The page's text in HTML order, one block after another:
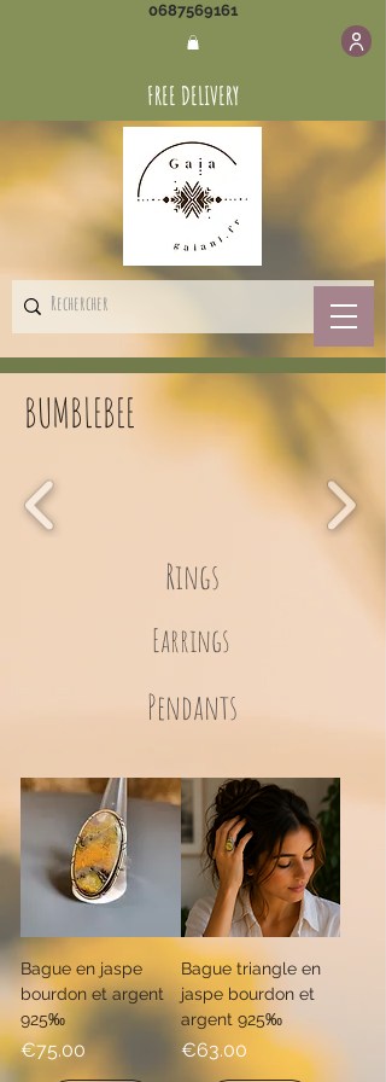
0687569161
FREE DELIVERY
BUMBLEBEE
Rings
Earrings
Pendants
Bague en jaspe
bourdon et argent
925‰
Price
€75.00
Bague triangle en
jaspe bourdon et
argent 925‰
Price
€63.00